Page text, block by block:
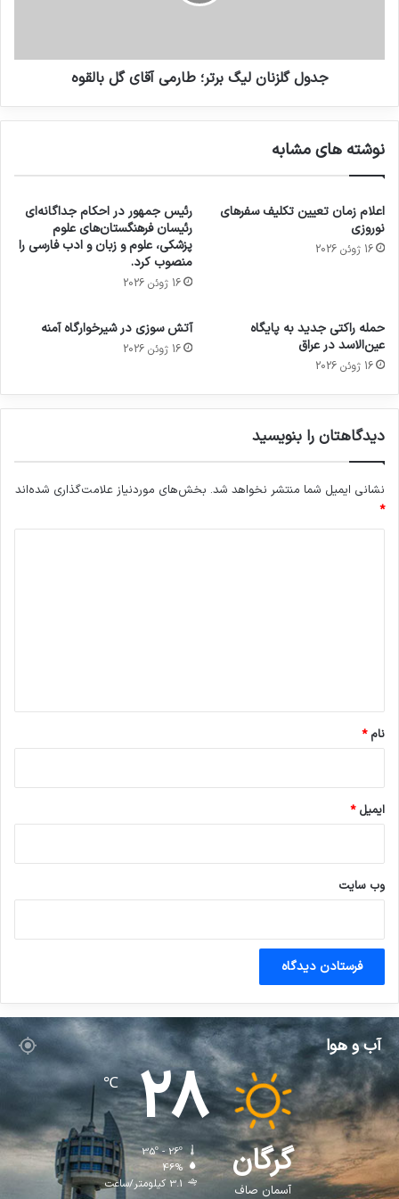
جدول گلزنان لیگ برتر؛ طارمی آقای گل بالقوه
نوشته های مشابه
اعلام زمان تعیین تکلیف سفرهای
نوروزی
16 ژوئن 2026
رئیس جمهور در احکام جداگانه‌ای
رئیسان فرهنگستان‌های علوم
پزشکی، علوم و زبان و ادب فارسی را
منصوب کرد.
16 ژوئن 2026
حمله راکتی جدید به پایگاه
عین‌الاسد در عراق
16 ژوئن 2026
آتش سوزی در شیرخوارگاه آمنه
16 ژوئن 2026
دیدگاهتان را بنویسید
نشانی ایمیل شما منتشر نخواهد شد. بخش‌های موردنیاز علامت‌گذاری شده‌اند
*
نام*
ایمیل*
وب‌ سایت
آب و هوا
گرگان
آسمان صاف
28
℃
35º - 26º
46%
3.1 کیلومتر/ساعت